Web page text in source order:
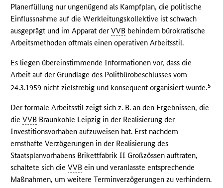
Planerfüllung nur ungenügend als Kampfplan, die politische
Einflussnahme auf die Werkleitungskollektive ist schwach
ausgeprägt und im Apparat derVVB behindern bürokratische
Arbeitsmethoden oftmals einen operativen Arbeitsstil.
Es liegen übereinstimmende Informationen vor, dass die
Arbeit auf der Grundlage des Politbürobeschlusses vom
24.3.1959 nicht zielstrebig und konsequent organisiert wurde.5
Der formale Arbeitsstil zeigt sich z. B. an den Ergebnissen, die
dieVVB Braunkohle Leipzig in der Realisierung der
Investitionsvorhaben aufzuweisen hat. Erst nachdem
ernsthafte Verzögerungen in der Realisierung des
Staatsplanvorhabens Brikettfabrik II Großzössen auftraten,
schaltete sich dieVVB ein und veranlasste entsprechende
Maßnahmen, um weitere Terminverzögerungen zu verhindern.